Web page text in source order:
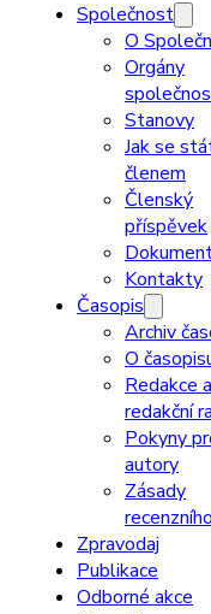
Společnost
O
Orgány
Stanovy
Jak se
členem
Členský
příspěvek
Kontakty
Časopis
Archiv
O
Redakce a
redakční
Pokyny
autory
Zásady
Zpravodaj
Publikace
Odborné akce